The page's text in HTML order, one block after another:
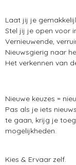
Laat jij je
Stel jij je open voor
Vernieuwende,
Nieuwsgierig naar
Het verkennen van
Nieuwe keuzes =
Pas als je iets
te gaan, krijg je
mogelijkheden.
Kies & Ervaar zelf.